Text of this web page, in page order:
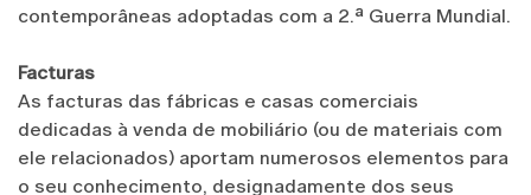
contemporâneas adoptadas com a 2.ª Guerra Mundial.
Facturas
As facturas das fábricas e casas comerciais
dedicadas à venda de mobiliário (ou de materiais com
ele relacionados) aportam numerosos elementos para
o seu conhecimento, designadamente dos seus